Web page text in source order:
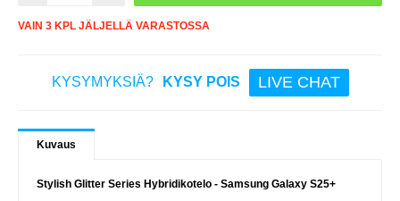
VAIN 3 KPL JÄLJELLÄ VARASTOSSA
KYSYMYKSIÄ? KYSY POIS LIVE CHAT
Kuvaus
Stylish Glitter Series Hybridikotelo - Samsung Galaxy S25+